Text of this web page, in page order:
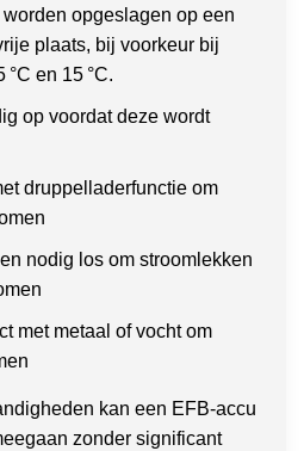
worden opgeslagen op een
plaats, bij voorkeur bij
en 15 °C.
op voordat deze wordt
druppelladerfunctie om
nodig los om stroomlekken
met metaal of vocht om
kan een EFB-accu
zonder significant